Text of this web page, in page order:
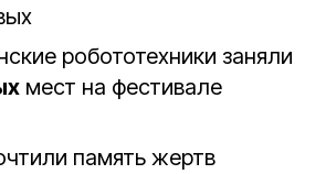
робототехники заняли
мест на фестивале
память жертв